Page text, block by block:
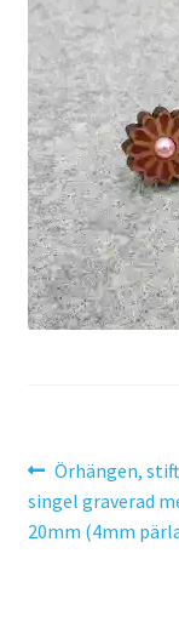
Köpvillkor
Logotypes
Search Results
SommarRocken
Withdrawal
Köpvillkor
Föregående
inlägg:
Örhängen,
singel graverad
20mm (4mm